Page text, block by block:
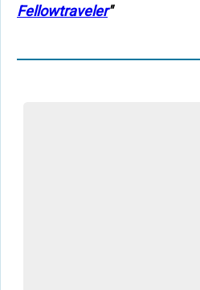
Fellowtraveler"